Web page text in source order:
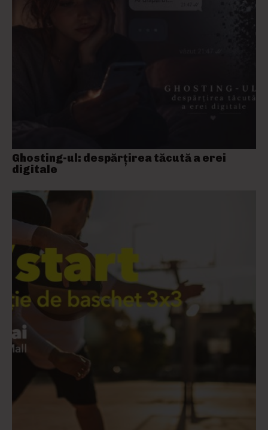
Ghosting-ul: despărțirea tăcută a erei
digitale